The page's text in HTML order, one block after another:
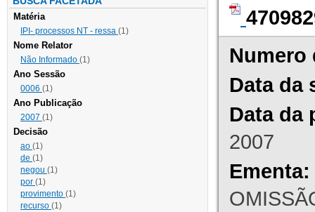
Matéria
IPI- processos NT - ressa (1)
Nome Relator
Não Informado (1)
Ano Sessão
0006 (1)
Ano Publicação
2007 (1)
Decisão
ao (1)
de (1)
negou (1)
por (1)
provimento (1)
recurso (1)
Numero
Data da
Data da
2007
Ementa: